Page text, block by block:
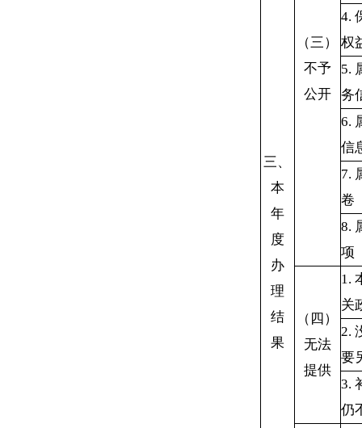
三、
本
年
度
办
理
结
果
（三）
不予
公开
4.
权
5.
务
6.
信
7.
卷
8.
项
（四）
无法
提供
1.
关
2.
要
3.
仍